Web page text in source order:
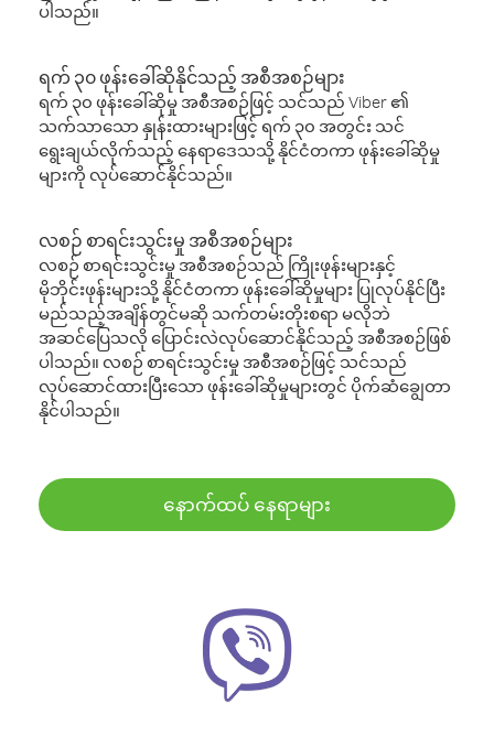
ပါသည်။
ရက် ၃၀ ဖုန်းခေါ်ဆိုနိုင်သည့် အစီအစဉ်များ
ရက် ၃၀ ဖုန်းခေါ်ဆိုမှု အစီအစဉ်ဖြင့် သင်သည် Viber ၏
သက်သာသော နှုန်းထားများဖြင့် ရက် ၃၀ အတွင်း သင်
ရွေးချယ်လိုက်သည့် နေရာဒေသသို့ နိုင်ငံတကာ ဖုန်းခေါ်ဆိုမှု
များကို လုပ်ဆောင်နိုင်သည်။
လစဉ် စာရင်းသွင်းမှု အစီအစဉ်များ
လစဉ် စာရင်းသွင်းမှု အစီအစဉ်သည် ကြိုးဖုန်းများနှင့်
မိုဘိုင်းဖုန်းများသို့ နိုင်ငံတကာ ဖုန်းခေါ်ဆိုမှုများ ပြုလုပ်နိုင်ပြီး
မည်သည့်အချိန်တွင်မဆို သက်တမ်းတိုးစရာ မလိုဘဲ
အဆင်ပြေသလို ပြောင်းလဲလုပ်ဆောင်နိုင်သည့် အစီအစဉ်ဖြစ်
ပါသည်။ လစဉ် စာရင်းသွင်းမှု အစီအစဉ်ဖြင့် သင်သည်
လုပ်ဆောင်ထားပြီးသော ဖုန်းခေါ်ဆိုမှုများတွင် ပိုက်ဆံချွေတာ
နိုင်ပါသည်။
နောက်ထပ် နေရာများ